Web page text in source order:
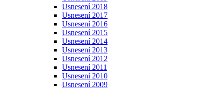
Usnesení 2018
Usnesení 2017
Usnesení 2016
Usnesení 2015
Usnesení 2014
Usnesení 2013
Usnesení 2012
Usnesení 2011
Usnesení 2010
Usnesení 2009